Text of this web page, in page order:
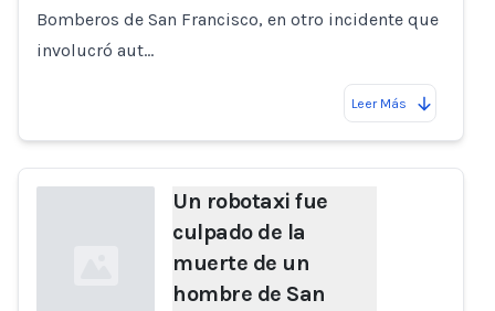
Bomberos de San Francisco, en otro incidente que
involucró aut…
Leer Más
Un robotaxi fue
culpado de la
muerte de un
hombre de San